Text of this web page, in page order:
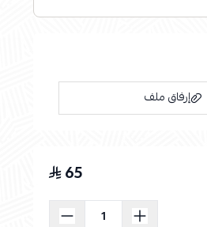
إرفاق ملف
65